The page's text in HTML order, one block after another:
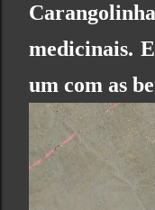
medicinais.
um com as